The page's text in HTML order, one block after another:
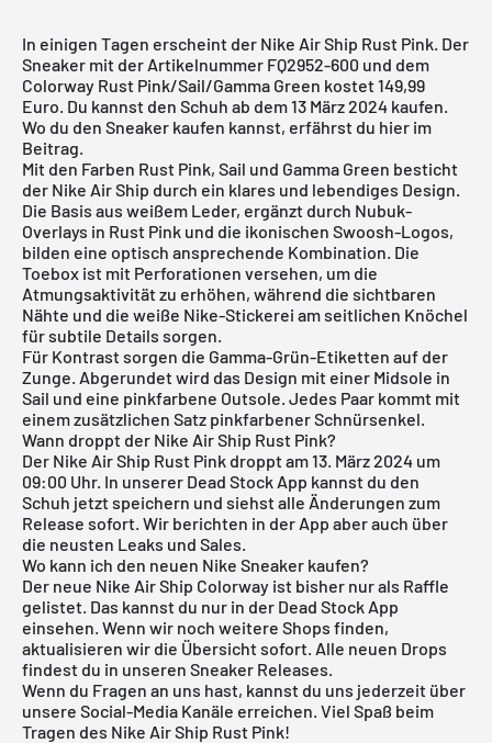
In einigen Tagen erscheint der Nike Air Ship Rust Pink. Der
Sneaker mit der Artikelnummer FQ2952-600 und dem
Colorway Rust Pink/Sail/Gamma Green kostet 149,99
Euro. Du kannst den Schuh ab dem 13 März 2024 kaufen.
Wo du den Sneaker kaufen kannst, erfährst du hier im
Beitrag.
Mit den Farben Rust Pink, Sail und Gamma Green besticht
der Nike Air Ship durch ein klares und lebendiges Design.
Die Basis aus weißem Leder, ergänzt durch Nubuk-
Overlays in Rust Pink und die ikonischen Swoosh-Logos,
bilden eine optisch ansprechende Kombination. Die
Toebox ist mit Perforationen versehen, um die
Atmungsaktivität zu erhöhen, während die sichtbaren
Nähte und die weiße Nike-Stickerei am seitlichen Knöchel
für subtile Details sorgen.
Für Kontrast sorgen die Gamma-Grün-Etiketten auf der
Zunge. Abgerundet wird das Design mit einer Midsole in
Sail und eine pinkfarbene Outsole. Jedes Paar kommt mit
einem zusätzlichen Satz pinkfarbener Schnürsenkel.
Wann droppt der Nike Air Ship Rust Pink?
Der Nike Air Ship Rust Pink droppt am 13. März 2024 um
09:00 Uhr. In unserer Dead Stock App kannst du den
Schuh jetzt speichern und siehst alle Änderungen zum
Release sofort. Wir berichten in der App aber auch über
die neusten Leaks und Sales.
Wo kann ich den neuen Nike Sneaker kaufen?
Der neue Nike Air Ship Colorway ist bisher nur als Raffle
gelistet. Das kannst du nur in der Dead Stock App
einsehen. Wenn wir noch weitere Shops finden,
aktualisieren wir die Übersicht sofort. Alle neuen Drops
findest du in unseren Sneaker Releases.
Wenn du Fragen an uns hast, kannst du uns jederzeit über
unsere Social-Media Kanäle erreichen. Viel Spaß beim
Tragen des Nike Air Ship Rust Pink!